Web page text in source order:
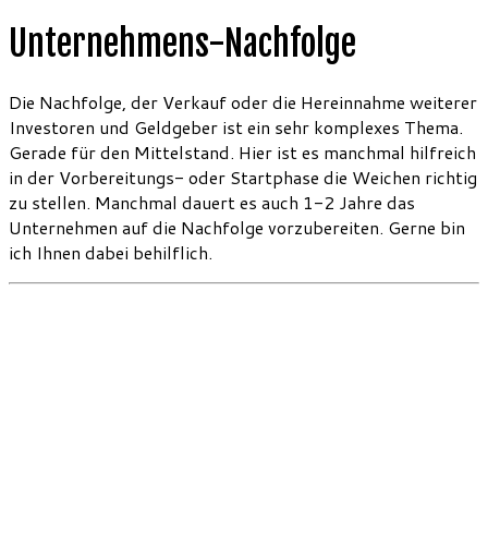
Unternehmens-Nachfolge
Die Nachfolge, der Verkauf oder die Hereinnahme weiterer
Investoren und Geldgeber ist ein sehr komplexes Thema.
Gerade für den Mittelstand. Hier ist es manchmal hilfreich
in der Vorbereitungs- oder Startphase die Weichen richtig
zu stellen. Manchmal dauert es auch 1-2 Jahre das
Unternehmen auf die Nachfolge vorzubereiten. Gerne bin
ich Ihnen dabei behilflich.